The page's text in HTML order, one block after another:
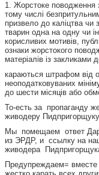
1. Жорстоке поводження
тому числі
призвело до каліцтва чи
тварин одна на одну чи
корисливих мотивів,
ознаки жорстокого
матеріалів із закликами
караються штрафом від
неоподатковуваних
до шести місяців або
То-есть за пропаганду
живодеру
Мы помещаем ответ
из ЭРДР, и ссылку на
живодера
Предупреждаем=